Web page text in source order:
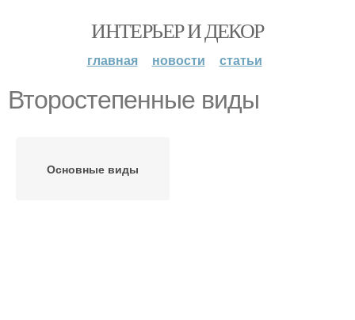
ИНТЕРЬЕР И ДЕКОР
главная новости статьи
Второстепенные виды
Основные виды